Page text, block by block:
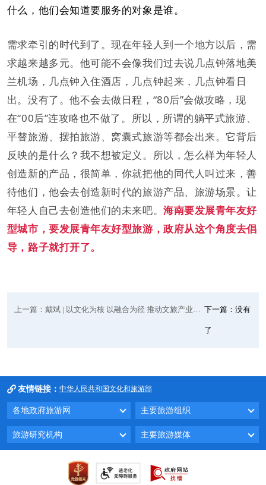
什么，他们会知道要服务的对象是谁。
需求牵引的时代到了。现在年轻人到一个地方以后，需
求越来越多元。他可能不会像我们过去说几点钟落地美
兰机场，几点钟入住酒店，几点钟起来，几点钟看日
出。没有了。他不会去做日程，“80后”会做攻略，现
在“00后”连攻略也不做了。所以，所谓的躺平式旅游、
平替旅游、摆拍旅游、窝囊式旅游等都会出来。它背后
反映的是什么？我不想被定义。所以，怎么样为年轻人
创造新的产品，很简单，你就把他的同代人叫过来，善
待他们，他会去创造新时代的旅游产品、旅游场景。让
年轻人自己去创造他们的未来吧。海南要发展青年友好
型城市，要发展青年友好型旅游，政府从这个角度去倡
导，路子就打开了。
上一篇：戴斌 | 以文化为核 以融合为径 推动文旅产业高质量发展 下一篇：没有
了
友情链接： 中华人民共和国文化和旅游部
各地政府旅游网 主要旅游组织
旅游研究机构 主要旅游媒体